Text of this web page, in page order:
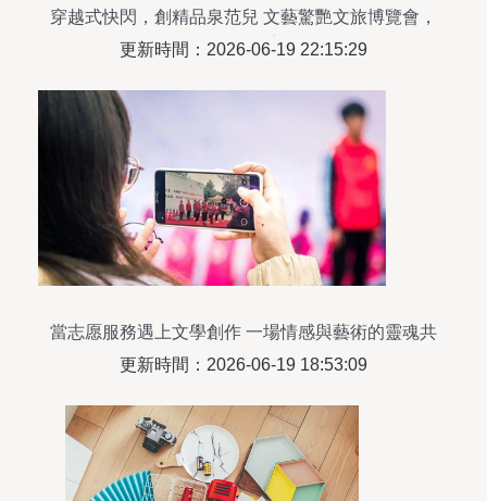
穿越式快閃，創精品泉范兒 文藝驚艷文旅博覽會，
創作服務賦新能
更新時間：2026-06-19 22:15:29
當志愿服務遇上文學創作 一場情感與藝術的靈魂共
鳴
更新時間：2026-06-19 18:53:09